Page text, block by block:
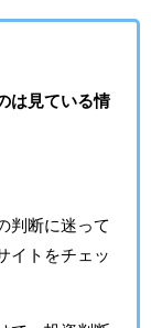
は見ている情
判断に迷って
イトをチェッ